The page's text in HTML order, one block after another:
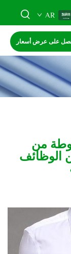
AR
على عرض أسعار
من
الوظائف